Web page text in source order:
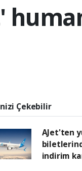
Çekebilir
AJet'ten
indirim